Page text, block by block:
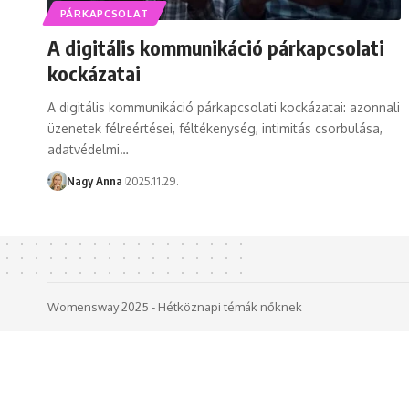
PÁRKAPCSOLAT
A digitális kommunikáció párkapcsolati
kockázatai
A digitális kommunikáció párkapcsolati kockázatai: azonnali
üzenetek félreértései, féltékenység, intimitás csorbulása,
adatvédelmi…
Nagy Anna 2025.11.29.
Womensway 2025 - Hétköznapi témák nőknek